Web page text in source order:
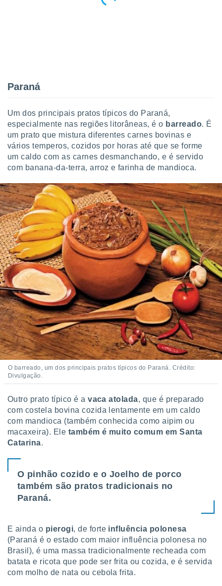
Paraná
Um dos principais pratos típicos do Paraná,
especialmente nas regiões litorâneas, é o barreado. É
um prato que mistura diferentes carnes bovinas e
vários temperos, cozidos por horas até que se forme
um caldo com as carnes desmanchando, e é servido
com banana-da-terra, arroz e farinha de mandioca.
O barreado, um dos principais pratos típicos do Paraná. Crédito:
Divulgação.
Outro prato típico é avaca atolada, que é preparado
com costela bovina cozida lentamente em um caldo
com mandioca (também conhecida como aipim ou
macaxeira). Ele também é muito comum em Santa
Catarina.
O pinhão cozido e o Joelho de porco
também são pratos tradicionais no
Paraná.
E ainda o pierogi, de forte influência polonesa
(Paraná é o estado com maior influência polonesa no
Brasil), é uma massa tradicionalmente recheada com
batata e ricota que pode ser frita ou cozida, e é servida
com molho de nata ou cebola frita.